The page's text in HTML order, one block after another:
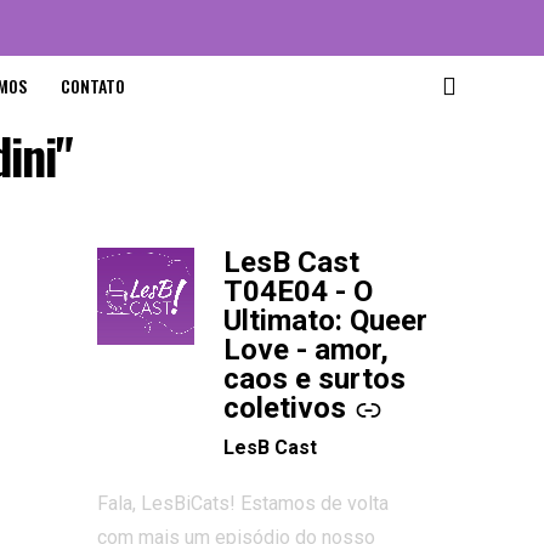
CONTATO
LesB Cast
T04E04 - O
Ultimato: Queer
Love - amor,
caos e surtos
coletivos
-
LesB Cast
Fala, LesBiCats! Estamos de volta
com mais um episódio do nosso